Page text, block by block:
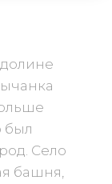
был
Село
башня,